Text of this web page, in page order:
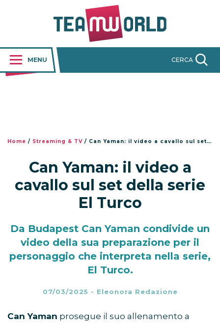
MENU CERCA
Home / Streaming & TV / Can Yaman: il video a cavallo sul set della serie El Turco
Can Yaman: il video a
cavallo sul set della serie
El Turco
Da Budapest Can Yaman condivide un
video della sua preparazione per il
personaggio che interpreta nella serie,
El Turco.
07/03/2025 - Eleonora Redazione
Can Yaman prosegue il suo allenamento a